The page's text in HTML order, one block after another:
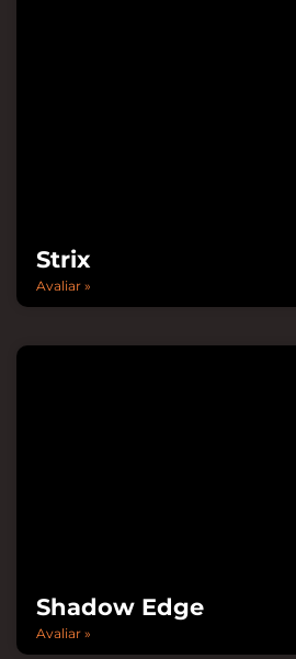
Strix
Avaliar »
Shadow Edge
Avaliar »